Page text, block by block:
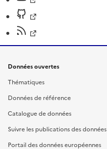
Données ouvertes
Thématiques
Données de référence
Catalogue de données
Suivre les publications des données
Portail des données européennes